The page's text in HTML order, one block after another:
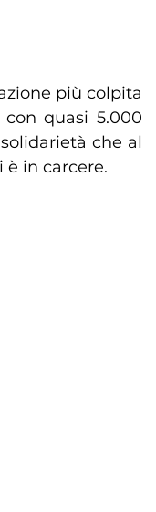
più colpita
quasi 5.000
che al
in carcere.